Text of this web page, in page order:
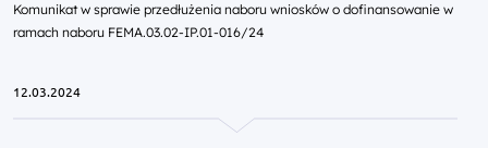
Komunikat w sprawie przedłużenia naboru wniosków o dofinansowanie w
ramach naboru FEMA.03.02-IP.01-016/24
12.03.2024